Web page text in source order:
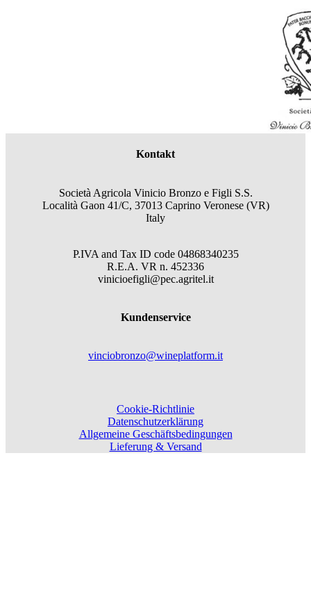
Kontakt
Società Agricola Vinicio Bronzo e Figli S.S.
Località Gaon 41/C, 37013 Caprino Veronese (VR)
Italy
P.IVA and Tax ID code 04868340235
R.E.A. VR n. 452336
vinicioefigli@pec.agritel.it
Kundenservice
vinciobronzo@wineplatform.it
Cookie-Richtlinie
Datenschutzerklärung
Allgemeine Geschäftsbedingungen
Lieferung & Versand